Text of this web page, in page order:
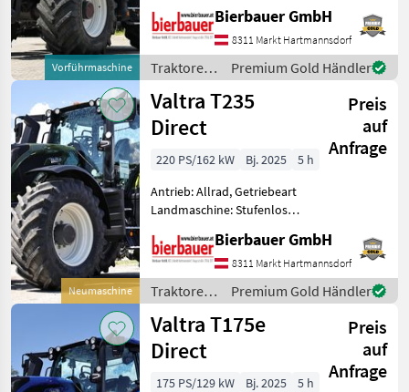
Vorführmaschine
Zapfwellendrehzahl:
540E/1000,
Höchstgeschwindigkeit in
km/h: 50 km/h, Aufladung:
Turb
Bierbauer GmbH
8311 Markt Hartmannsdorf
Traktoren
/ Valtra
Premium Gold Händler
Neumaschine
Valtra T235
Direct
Preis
auf
Anfrage
220 PS/162 kW Bj. 2025
5 h
Antrieb: Allrad, Getriebeart
Landmaschine: Stufenloses
Zapfwellendrehzahl:
540/1000,
Höchstgeschwindigkeit in
km/h: 50 km/h, Aufladung:
Turbo
Bierbauer GmbH
8311 Markt Hartmannsdorf
Traktoren
/ Valtra
Premium Gold Händler
Valtra T175e
Direct
Preis
auf
Anfrage
175 PS/129 kW Bj. 2025
5 h